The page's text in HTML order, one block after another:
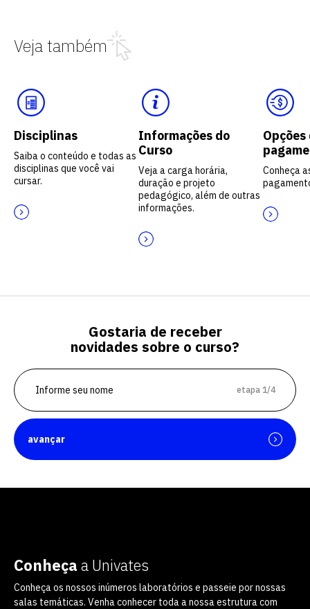
Veja também
Disciplinas
Saiba o conteúdo e todas as
disciplinas que você vai
cursar.
Informações do
Curso
Veja a carga horária,
duração e projeto
pedagógico, além de outras
informações.
Opções
Conheça
Gostaria de receber
novidades sobre o curso?
etapa 1/4
avançar
Conheça a Univates
Conheça os nossos inúmeros laboratórios e passeie por nossas
salas temáticas. Venha conhecer toda a nossa estrutura com